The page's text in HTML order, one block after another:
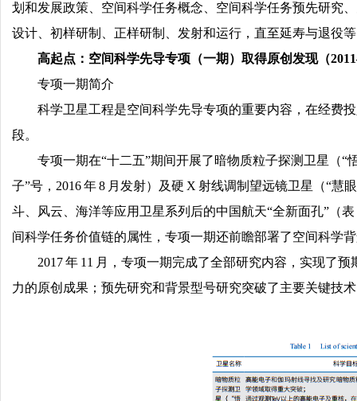
划和发展政策、空间科学任务概念、空间科学任务预先研究
设计、初样研制、正样研制、发射和运行，直至延寿与退役
高起点：空间科学先导专项（一期）取得原创发现（
专项一期简介
科学卫星工程是空间科学先导专项的重要内容，在经费
段。
专项一期在“十二五”期间开展了暗物质粒子探测卫星（“
子”号，2016 年 8 月发射）及硬 X 射线调制望远镜卫星（“
斗、风云、海洋等应用卫星系列后的中国航天“全新面孔”（
间科学任务价值链的属性，专项一期还前瞻部署了空间科学
2017 年 11 月，专项一期完成了全部研究内容，实现了
力的原创成果；预先研究和背景型号研究突破了主要关键技